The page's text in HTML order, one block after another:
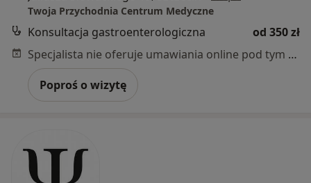
Twoja Przychodnia Centrum Medyczne
Konsultacja gastroenterologiczna
od 350 zł
Specjalista nie oferuje umawiania online pod tym adresem.
Poproś o wizytę